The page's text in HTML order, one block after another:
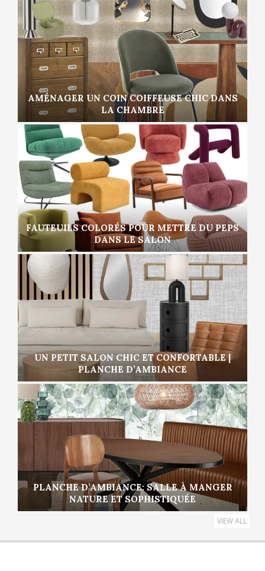
AMÉNAGER UN COIN COIFFEUSE CHIC DANS
LA CHAMBRE
FAUTEUILS COLORÉS POUR METTRE DU PEPS
DANS LE SALON
UN PETIT SALON CHIC ET CONFORTABLE |
PLANCHE D’AMBIANCE
PLANCHE D’AMBIANCE: SALLE À MANGER
NATURE ET SOPHISTIQUÉE
VIEW ALL